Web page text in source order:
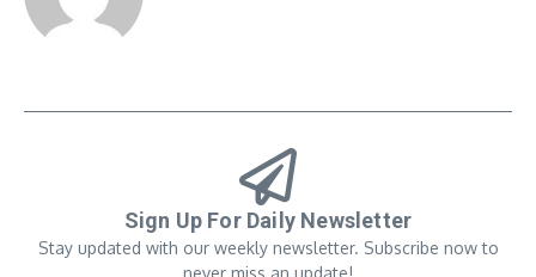
Sign Up For Daily Newsletter
Stay updated with our weekly newsletter. Subscribe now to
never miss an update!